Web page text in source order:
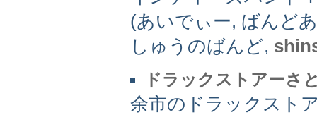
(あいでぃー, ばんど
しゅうのばんど,
ドラックストアーさ
余市のドラックスト